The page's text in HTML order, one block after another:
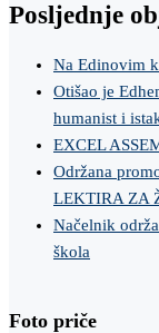
Posljednje
Na Edinovim
Otišao je
humanist i
EXCEL
Održana
LEKTIRA ZA
Načelnik
škola
Foto priče